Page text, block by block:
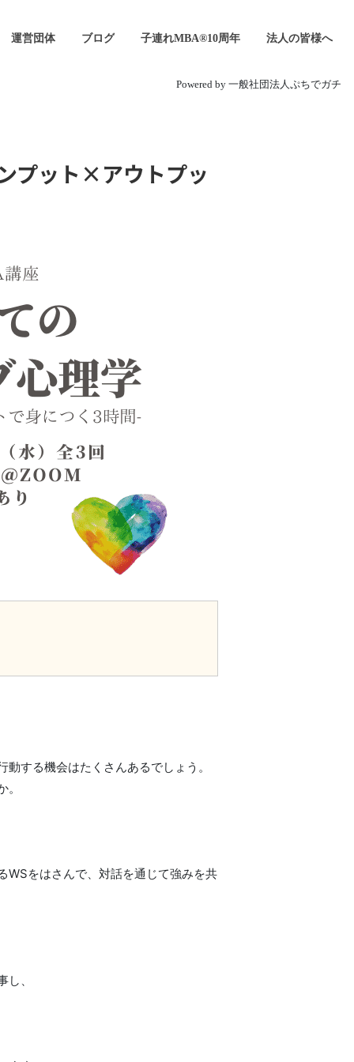
運営団体 ブログ 子連れMBA®10周年 法人の皆様へ
Powered by 一般社団法人ぷちでガチ
プット×アウトプッ
する機会はたくさんあるでしょう。
WSをはさんで、対話を通じて強みを共
、